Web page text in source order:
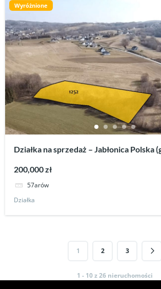
Wyróżnione
Działka na sprzedaż – Jabłonica Polska
200,000 zł
57arów
Działka
1 2 3
1 - 10 z 26 nieruchomości